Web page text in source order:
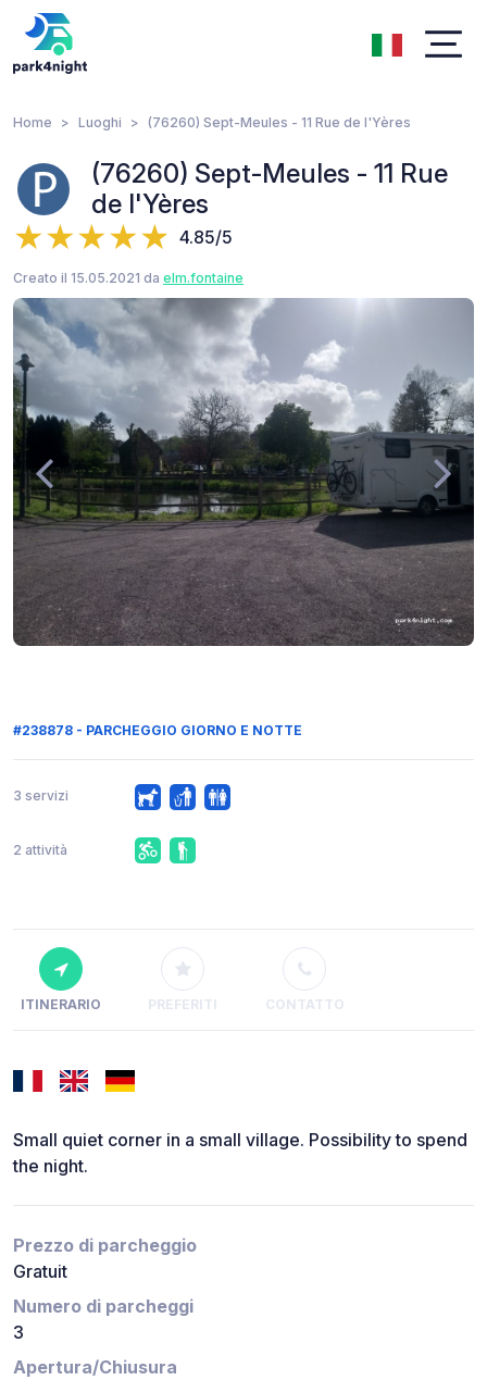
Home Luoghi (76260) Sept-Meules - 11 Rue de l'Yères
(76260) Sept-Meules - 11 Rue
de l'Yères
4.85/5
Creato il 15.05.2021 da elm.fontaine
#238878 - PARCHEGGIO GIORNO E NOTTE
3 servizi
2 attività
ITINERARIO PREFERITI CONTATTO
Small quiet corner in a small village. Possibility to spend
the night.
Prezzo di parcheggio
Gratuit
Numero di parcheggi
3
Apertura/Chiusura